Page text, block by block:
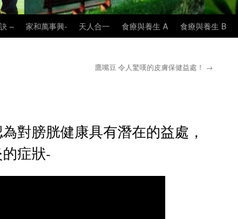
– 家和萬事興- 天人合一 食療與養生 A 食療與養生 B
鷹嘴豆 令人驚嘆的皮膚保健益處！ →
對膀胱健康具有潛在的益處，
症狀-